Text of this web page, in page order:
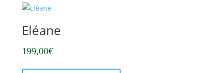
Eléane
199,00€